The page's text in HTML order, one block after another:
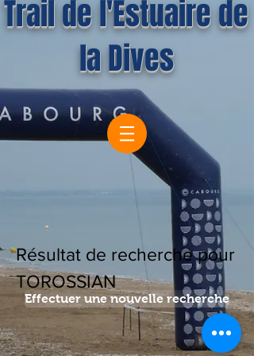
Trail de l'Estuaire de
la Dives
Résultat de recherche pour
TOROSSIAN
Effectuer une nouvelle recherche